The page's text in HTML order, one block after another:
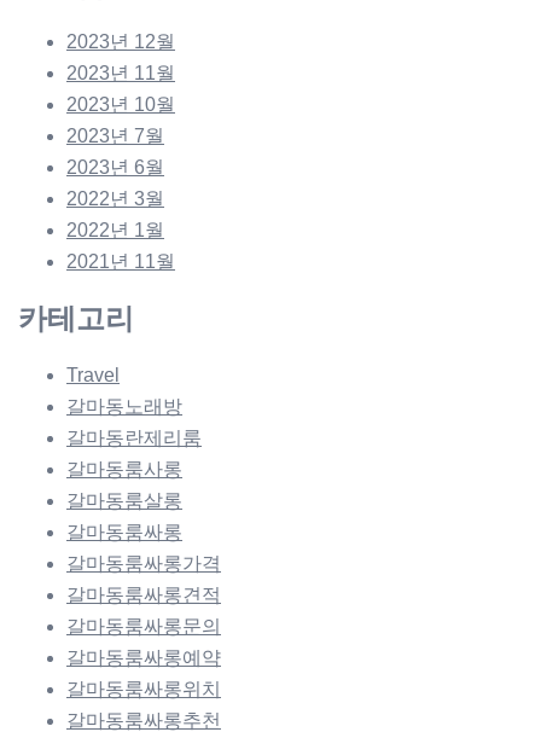
2023년 12월
2023년 11월
2023년 10월
2023년 7월
2023년 6월
2022년 3월
2022년 1월
2021년 11월
카테고리
Travel
갈마동노래방
갈마동란제리룸
갈마동룸사롱
갈마동룸살롱
갈마동룸싸롱
갈마동룸싸롱가격
갈마동룸싸롱견적
갈마동룸싸롱문의
갈마동룸싸롱예약
갈마동룸싸롱위치
갈마동룸싸롱추천